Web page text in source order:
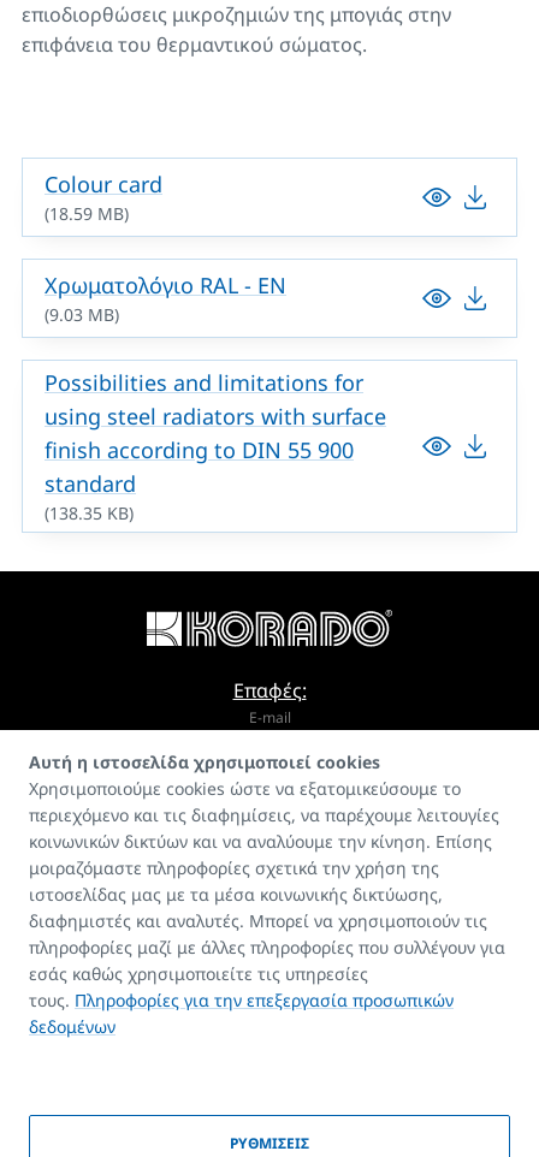
επιοδιορθώσεις μικροζημιών της μπογιάς στην
επιφάνεια του θερμαντικού σώματος.
Colour card
(18.59 MB)
Χρωματολόγιο RAL - EN
(9.03 MB)
Possibilities and limitations for
using steel radiators with surface
finish according to DIN 55 900
standard
(138.35 KB)
Επαφές:
E-mail
info@korado.cz
Οδηγός
FAQ
Επαφές
Αυτή η ιστοσελίδα χρησιμοποιεί cookies
Χρησιμοποιούμε cookies ώστε να εξατομικεύσουμε το
περιεχόμενο και τις διαφημίσεις, να παρέχουμε λειτουγίες
κοινωνικών δικτύων και να αναλύουμε την κίνηση. Επίσης
μοιραζόμαστε πληροφορίες σχετικά την χρήση της
ιστοσελίδας μας με τα μέσα κοινωνικής δικτύωσης,
διαφημιστές και αναλυτές. Μπορεί να χρησιμοποιούν τις
πληροφορίες μαζί με άλλες πληροφορίες που συλλέγουν για
εσάς καθώς χρησιμοποιείτε τις υπηρεσίες
τους. Πληροφορίες για την επεξεργασία προσωπικών
δεδομένων
ΡΥΘΜΙΣΕΙΣ